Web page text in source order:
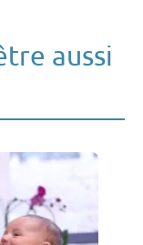
aussi